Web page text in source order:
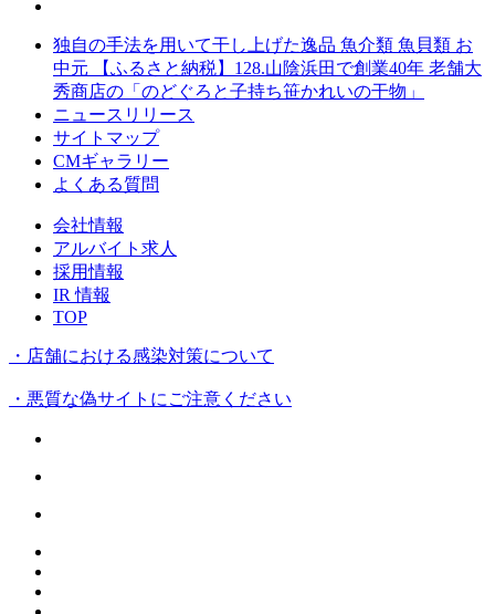
独自の手法を用いて干し上げた逸品 魚介類 魚貝類 お
中元 【ふるさと納税】128.山陰浜田で創業40年 老舗大
秀商店の「のどぐろと子持ち笹かれいの干物」
ニュースリリース
サイトマップ
CMギャラリー
よくある質問
会社情報
アルバイト求人
採用情報
IR 情報
TOP
・店舗における感染対策について
・悪質な偽サイトにご注意ください